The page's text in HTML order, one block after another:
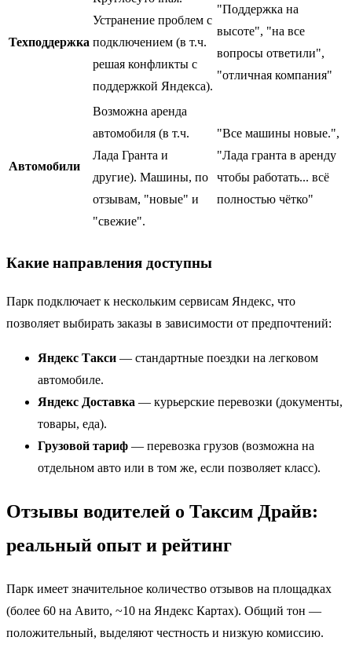
Техподдержка
Устранение проблем с
подключением (в т.ч.
решая конфликты с
поддержкой Яндекса).
"Поддержка на
высоте", "на все
вопросы ответили",
"отличная компания"
Автомобили
Возможна аренда
автомобиля (в т.ч.
Лада Гранта и
другие). Машины, по
отзывам, "новые" и
"свежие".
"Все машины новые.",
"Лада гранта в аренду
чтобы работать... всё
полностью чётко"
Какие направления доступны
Парк подключает к нескольким сервисам Яндекс, что
позволяет выбирать заказы в зависимости от предпочтений:
Яндекс Такси — стандартные поездки на легковом
автомобиле.
Яндекс Доставка — курьерские перевозки (документы,
товары, еда).
Грузовой тариф — перевозка грузов (возможна на
отдельном авто или в том же, если позволяет класс).
Отзывы водителей о Таксим Драйв:
реальный опыт и рейтинг
Парк имеет значительное количество отзывов на площадках
(более 60 на Авито, ~10 на Яндекс Картах). Общий тон —
положительный, выделяют честность и низкую комиссию.